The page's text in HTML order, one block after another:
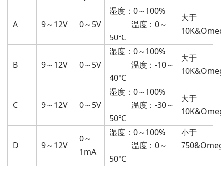
A 9～12V 0～5V
湿度：0～100%
温度：0～
50℃
大于
B 9～12V 0～5V
湿度：0～100%
温度：-10～
40℃
大于
C 9～12V 0～5V
湿度：0～100%
温度：-30～
50℃
大于
D 9～12V
0～
1mA
湿度：0～100%
温度：0～
50℃
小于